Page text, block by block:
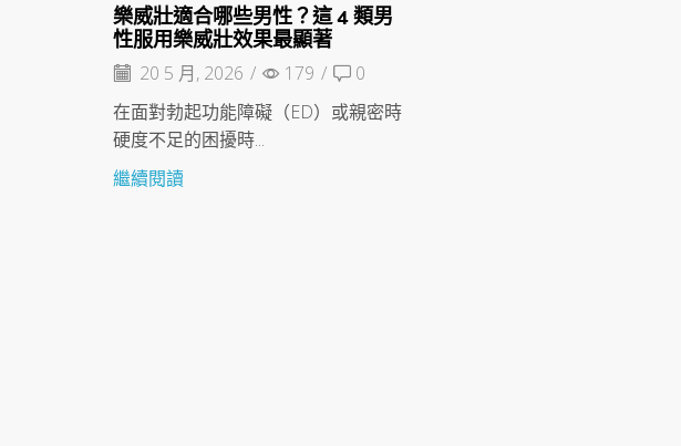
樂威壯適合哪些男性？這 4 類男
性服用樂威壯效果最顯著
20 5 月, 2026 / 179 /
0
在面對勃起功能障礙（ED）或親密時
硬度不足的困擾時...
繼續閱讀